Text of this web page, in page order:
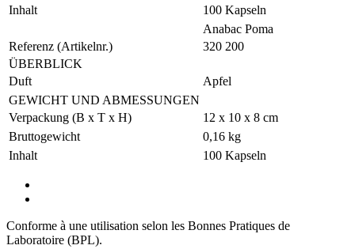
Inhalt
100 Kapseln
Anabac Poma
Referenz (Artikelnr.)
320 200
ÜBERBLICK
Duft
Apfel
GEWICHT UND ABMESSUNGEN
Verpackung (B x T x H)
12 x 10 x 8 cm
Bruttogewicht
0,16 kg
Inhalt
100 Kapseln
Conforme à une utilisation selon les Bonnes Pratiques de
Laboratoire (BPL).